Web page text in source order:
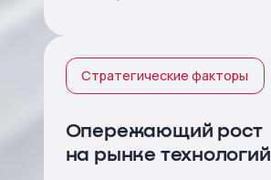
Стратегические факторы
Опережающий рост
на рынке технологий